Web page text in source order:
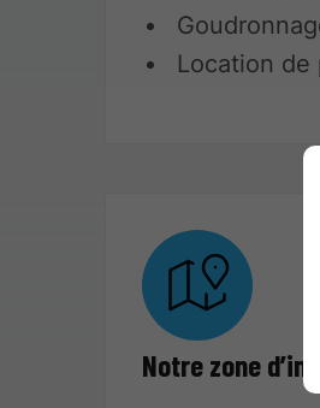
Location
Notre zone